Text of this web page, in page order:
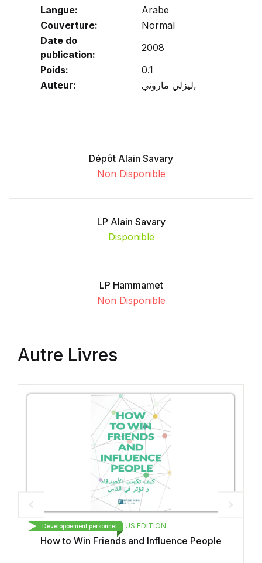
Langue:
Arabe
Couverture:
Normal
Date do
publication:
2008
Poids:
0.1
Auteur:
ليزلي ماروني,
Dépôt Alain Savary
Non Disponible
LP Alain Savary
Disponible
LP Hammamet
Non Disponible
Autre Livres
PLUS EDITION
and Influence People